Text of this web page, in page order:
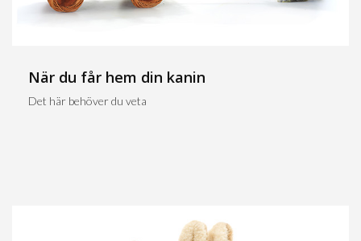
När du får hem din kanin
Det här behöver du veta